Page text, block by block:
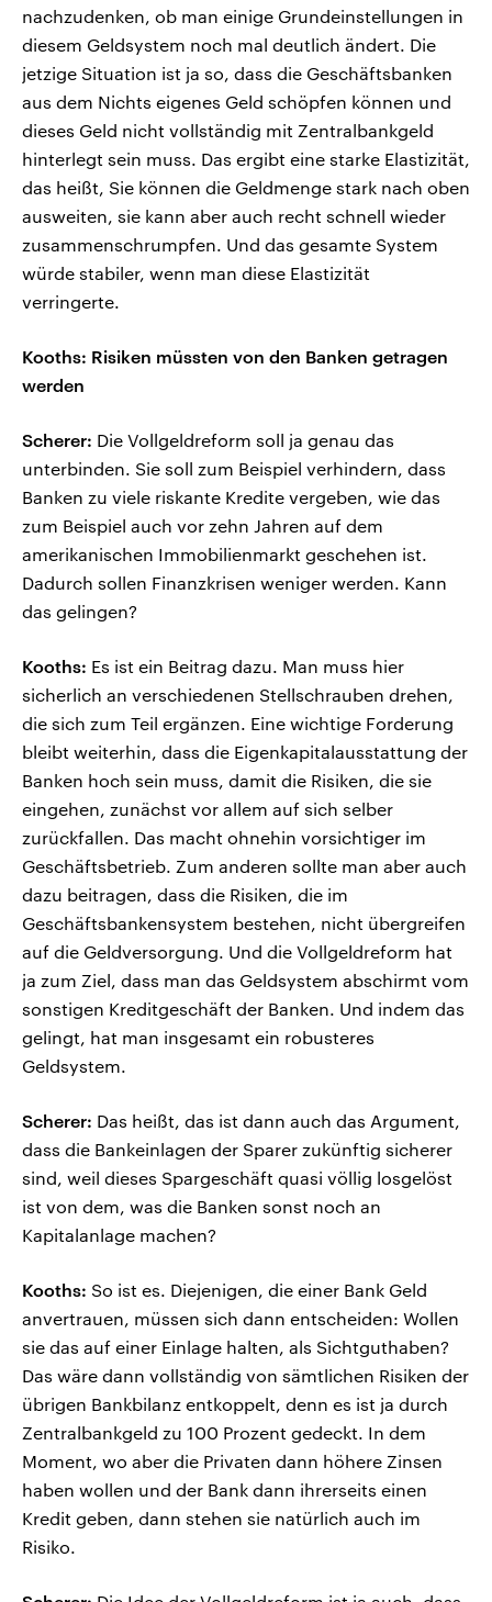
nachzudenken, ob man einige Grundeinstellungen in
diesem Geldsystem noch mal deutlich ändert. Die
jetzige Situation ist ja so, dass die Geschäftsbanken
aus dem Nichts eigenes Geld schöpfen können und
dieses Geld nicht vollständig mit Zentralbankgeld
hinterlegt sein muss. Das ergibt eine starke Elastizität,
das heißt, Sie können die Geldmenge stark nach oben
ausweiten, sie kann aber auch recht schnell wieder
zusammenschrumpfen. Und das gesamte System
würde stabiler, wenn man diese Elastizität
verringerte.
Kooths: Risiken müssten von den Banken getragen
werden
Scherer: Die Vollgeldreform soll ja genau das
unterbinden. Sie soll zum Beispiel verhindern, dass
Banken zu viele riskante Kredite vergeben, wie das
zum Beispiel auch vor zehn Jahren auf dem
amerikanischen Immobilienmarkt geschehen ist.
Dadurch sollen Finanzkrisen weniger werden. Kann
das gelingen?
Kooths: Es ist ein Beitrag dazu. Man muss hier
sicherlich an verschiedenen Stellschrauben drehen,
die sich zum Teil ergänzen. Eine wichtige Forderung
bleibt weiterhin, dass die Eigenkapitalausstattung der
Banken hoch sein muss, damit die Risiken, die sie
eingehen, zunächst vor allem auf sich selber
zurückfallen. Das macht ohnehin vorsichtiger im
Geschäftsbetrieb. Zum anderen sollte man aber auch
dazu beitragen, dass die Risiken, die im
Geschäftsbankensystem bestehen, nicht übergreifen
auf die Geldversorgung. Und die Vollgeldreform hat
ja zum Ziel, dass man das Geldsystem abschirmt vom
sonstigen Kreditgeschäft der Banken. Und indem das
gelingt, hat man insgesamt ein robusteres
Geldsystem.
Scherer: Das heißt, das ist dann auch das Argument,
dass die Bankeinlagen der Sparer zukünftig sicherer
sind, weil dieses Spargeschäft quasi völlig losgelöst
ist von dem, was die Banken sonst noch an
Kapitalanlage machen?
Kooths: So ist es. Diejenigen, die einer Bank Geld
anvertrauen, müssen sich dann entscheiden: Wollen
sie das auf einer Einlage halten, als Sichtguthaben?
Das wäre dann vollständig von sämtlichen Risiken der
übrigen Bankbilanz entkoppelt, denn es ist ja durch
Zentralbankgeld zu 100 Prozent gedeckt. In dem
Moment, wo aber die Privaten dann höhere Zinsen
haben wollen und der Bank dann ihrerseits einen
Kredit geben, dann stehen sie natürlich auch im
Risiko.